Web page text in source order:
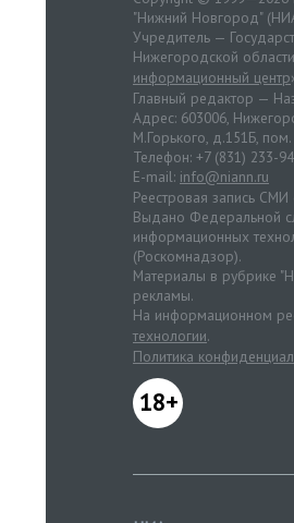
"Нижний Новгород"
Учредитель —
Нижегородской
информационный центр
Главный редактор —
Адрес: 603006,
М.Горького, д.151Б, пом.
Телефон: +7 (831) 233-
E-mail: info@niann.ru
Реестровая запись
Выдано Федеральной
информационных
(Роскомнадзор).
Материалы в рубрике
рекламы.
На информационном
технологии.
Политика
18+